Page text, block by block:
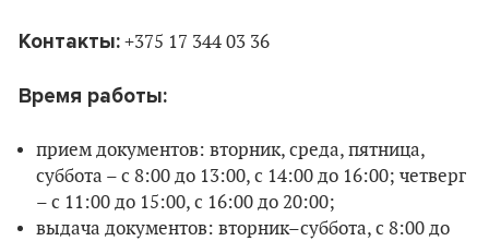
Контакты: +375 17 344 03 36
Время работы:
прием документов: вторник, среда, пятница,
суббота – с 8:00 до 13:00, с 14:00 до 16:00; четверг
– с 11:00 до 15:00, с 16:00 до 20:00;
выдача документов: вторник–суббота, с 8:00 до